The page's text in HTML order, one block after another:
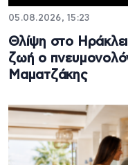
05.08.2026, 15:23
Θλίψη στο
ζωή ο
Μαματζάκης